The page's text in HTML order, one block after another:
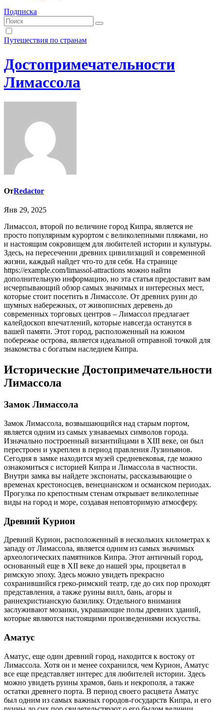
Подписка
Путешествия по странам
Достопримечательности
Лимассола
ОтRedactor
Янв 29, 2025
Лимассол, второй по величине город Кипра, является не
просто популярным курортом с великолепными пляжами, но
и настоящим сокровищем для любителей истории и культуры.
Здесь, на пересечении древних цивилизаций и современной
жизни, каждый найдет что-то для себя. На странице
https://example.com/limassol-attractions можно найти
дополнительную информацию, но эта статья предоставит вам
исчерпывающий обзор самых значимых и интересных мест,
которые стоит посетить в Лимассоле. От древних руин до
шумных набережных, от живописных деревень до
современных торговых центров – Лимассол предлагает
калейдоскоп впечатлений, которые навсегда останутся в
вашей памяти. Этот город, расположенный на южном
побережье острова, является идеальной отправной точкой для
знакомства с богатым наследием Кипра.
Исторические Достопримечательности
Лимассола
Замок Лимассола
Замок Лимассола, возвышающийся над старым портом,
является одним из самых узнаваемых символов города.
Изначально построенный византийцами в XIII веке, он был
перестроен и укреплен в период правления Лузиньянов.
Сегодня в замке находится музей средневековья, где можно
ознакомиться с историей Кипра и Лимассола в частности.
Внутри замка вы найдете экспонаты, рассказывающие о
временах крестоносцев, венецианском и османском периодах.
Прогулка по крепостным стенам открывает великолепные
виды на город и море, создавая неповторимую атмосферу.
Древний Курион
Древний Курион, расположенный в нескольких километрах к
западу от Лимассола, является одним из самых значимых
археологических памятников Кипра. Этот античный город,
основанный еще в XII веке до нашей эры, процветал в
римскую эпоху. Здесь можно увидеть прекрасно
сохранившийся греко-римский театр, где до сих пор проходят
представления, а также руины вилл, бань, агоры и
раннехристианскую базилику. Отдельного внимания
заслуживают мозаики, украшающие полы древних зданий,
которые являются настоящими произведениями искусства.
Аматус
Аматус, еще один древний город, находится к востоку от
Лимассола. Хотя он и менее сохранился, чем Курион, Аматус
все еще представляет интерес для любителей истории. Здесь
можно увидеть руины храмов, бань и некрополя, а также
остатки древнего порта. В период своего расцвета Аматус
был одним из самых важных городов-государств Кипра, и его